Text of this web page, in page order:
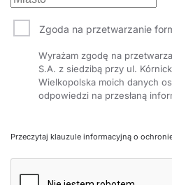
Zgoda na przetwarzanie
Wyrażam zgodę na
S.A. z siedzibą przy ul.
Wielkopolska moich danych
odpowiedzi na przesłaną
Przeczytaj klauzule informacyjną o